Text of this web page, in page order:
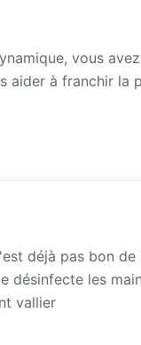
vous
aider à franchir la
déjà pas bon
désinfecte les
vallier